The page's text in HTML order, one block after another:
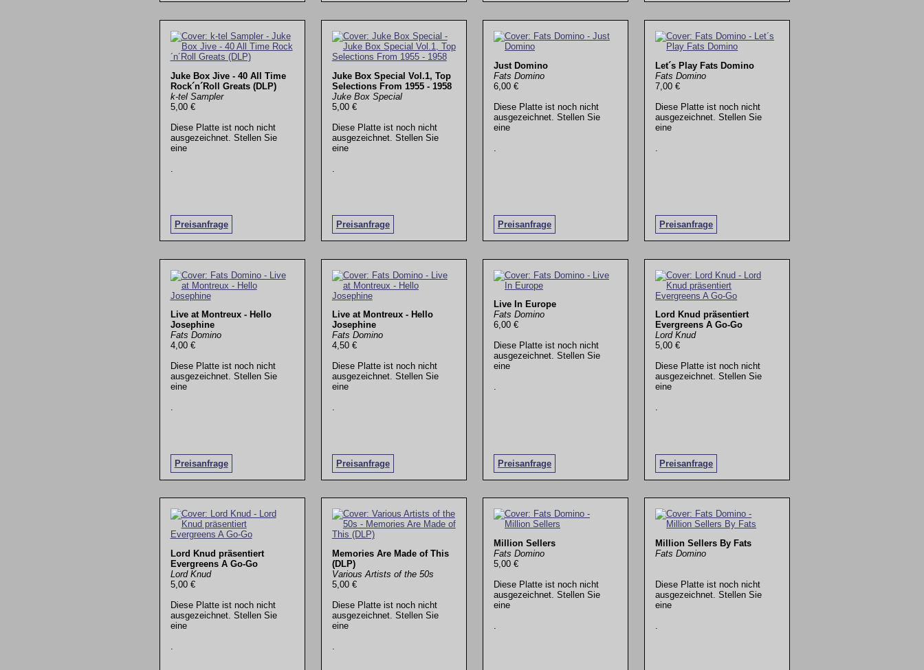
Juke Box Jive - 40 All Time
Rock´n´Roll Greats (DLP)
k-tel Sampler
5,00 €
Diese Platte ist noch nicht
ausgezeichnet. Stellen Sie
eine
Preisanfrage
Juke Box Special Vol.1, Top
Selections From 1955 - 1958
Juke Box Special
5,00 €
Diese Platte ist noch nicht
ausgezeichnet. Stellen Sie
eine
Preisanfrage
Just Domino
Fats Domino
6,00 €
Diese Platte ist noch nicht
ausgezeichnet. Stellen Sie
eine
Preisanfrage
Let´s Play Fats Domino
Fats Domino
7,00 €
Diese Platte ist noch nicht
ausgezeichnet. Stellen Sie
eine
Preisanfrage
Live at Montreux - Hello
Josephine
Fats Domino
4,00 €
Diese Platte ist noch nicht
ausgezeichnet. Stellen Sie
eine
Preisanfrage
.
Live at Montreux - Hello
Josephine
Fats Domino
4,50 €
Diese Platte ist noch nicht
ausgezeichnet. Stellen Sie
eine
Preisanfrage
.
Live In Europe
Fats Domino
6,00 €
Diese Platte ist noch nicht
ausgezeichnet. Stellen Sie
eine
Preisanfrage
.
Lord Knud präsentiert
Evergreens A Go-Go
Lord Knud
5,00 €
Diese Platte ist noch nicht
ausgezeichnet. Stellen Sie
eine
Preisanfrage
.
Lord Knud präsentiert
Evergreens A Go-Go
Lord Knud
5,00 €
Diese Platte ist noch nicht
ausgezeichnet. Stellen Sie
eine
Memories Are Made of This
(DLP)
Various Artists of the 50s
5,00 €
Diese Platte ist noch nicht
ausgezeichnet. Stellen Sie
eine
Million Sellers
Fats Domino
5,00 €
Diese Platte ist noch nicht
ausgezeichnet. Stellen Sie
eine
Million Sellers By Fats
Fats Domino
Diese Platte ist noch nicht
ausgezeichnet. Stellen Sie
eine